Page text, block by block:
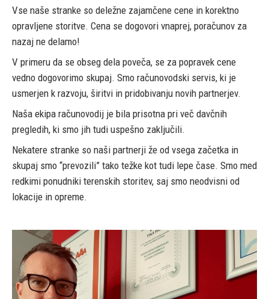
Vse naše stranke so deležne zajamčene cene in korektno
opravljene storitve. Cena se dogovori vnaprej, poračunov za
nazaj ne delamo!
V primeru da se obseg dela poveča, se za popravek cene
vedno dogovorimo skupaj. Smo računovodski servis, ki je
usmerjen k razvoju, širitvi in pridobivanju novih partnerjev.
Naša ekipa računovodij je bila prisotna pri več davčnih
pregledih, ki smo jih tudi uspešno zaključili.
Nekatere stranke so naši partnerji že od vsega začetka in
skupaj smo “prevozili” tako težke kot tudi lepe čase. Smo med
redkimi ponudniki terenskih storitev, saj smo neodvisni od
lokacije in opreme.